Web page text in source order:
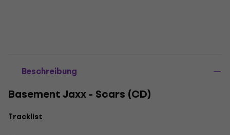
Beschreibung
Basement Jaxx - Scars (CD)
Tracklist